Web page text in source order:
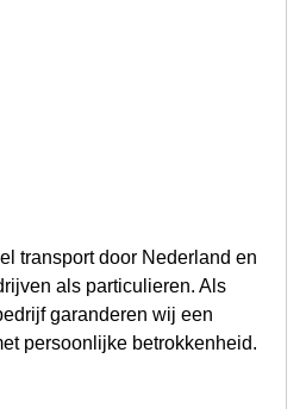
transport door Nederland en
als particulieren. Als
garanderen wij een
persoonlijke betrokkenheid.